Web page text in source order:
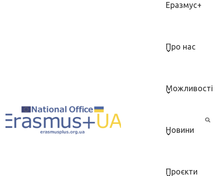
Еразмус+
Про нас
Можливості
Новини
Проєкти